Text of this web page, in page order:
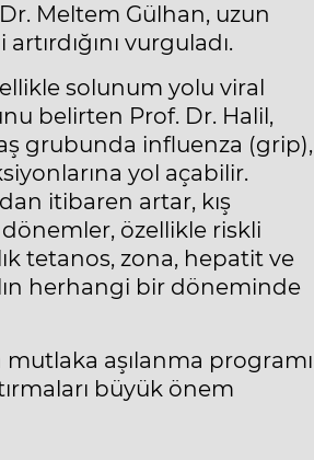
Meltem Gülhan, uzun
vurguladı.
solunum yolu viral
belirten Prof. Dr. Halil,
grubunda influenza (grip),
yol açabilir.
itibaren artar, kış
özellikle riskli
tetanos, zona, hepatit ve
herhangi bir döneminde
aşılanma programı
büyük önem